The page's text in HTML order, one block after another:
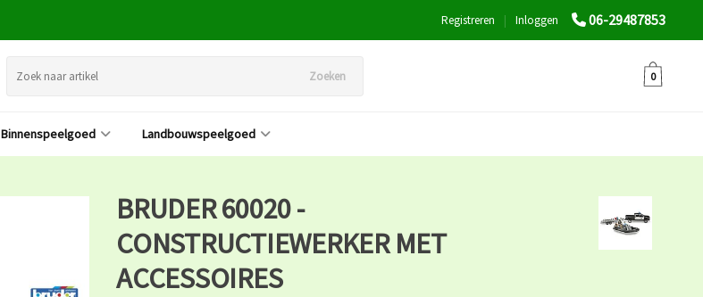
06-29487853
Inloggen
|
Registreren
Zoeken 0
Binnenspeelgoed Landbouwspeelgoed
BRUDER 60020 -
CONSTRUCTIEWERKER MET
ACCESSOIRES